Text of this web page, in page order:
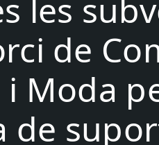
les
de
Moda
de